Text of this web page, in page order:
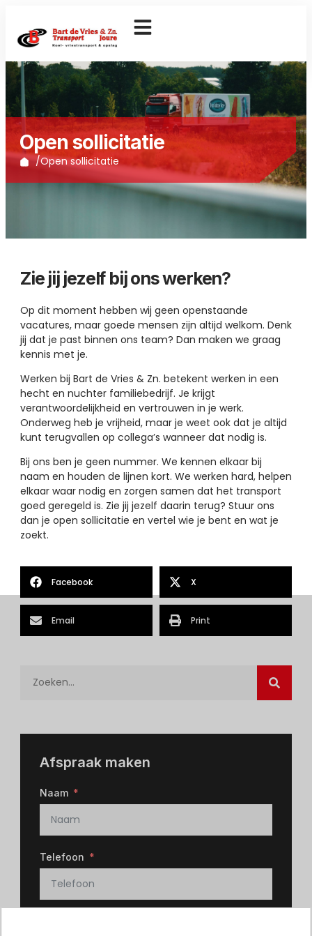
Open sollicitatie
/Open sollicitatie
Zie jij jezelf bij ons werken?
Op dit moment hebben wij geen openstaande
vacatures, maar goede mensen zijn altijd welkom. Denk
jij dat je past binnen ons team? Dan maken we graag
kennis met je.
Werken bij Bart de Vries & Zn. betekent werken in een
hecht en nuchter familiebedrijf. Je krijgt
verantwoordelijkheid en vertrouwen in je werk.
Onderweg heb je vrijheid, maar je weet ook dat je altijd
kunt terugvallen op collega’s wanneer dat nodig is.
Bij ons ben je geen nummer. We kennen elkaar bij
naam en houden de lijnen kort. We werken hard, helpen
elkaar waar nodig en zorgen samen dat het transport
goed geregeld is. Zie jij jezelf daarin terug? Stuur ons
dan je open sollicitatie en vertel wie je bent en wat je
zoekt.
Facebook X
Email Print
Afspraak maken
Naam
Telefoon